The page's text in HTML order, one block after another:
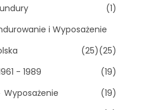
(1)
i Wyposażenie
(25)
(25)
- 1989
(19)
Wyposażenie
(19)